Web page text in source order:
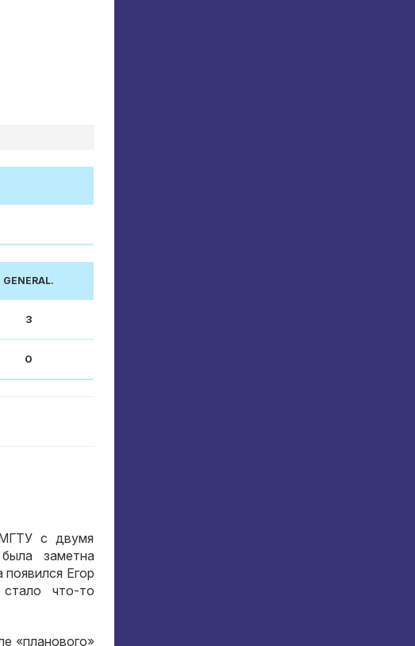
GENERAL.
3
0
с двумя
заметна
Егор
что-то
«планового»